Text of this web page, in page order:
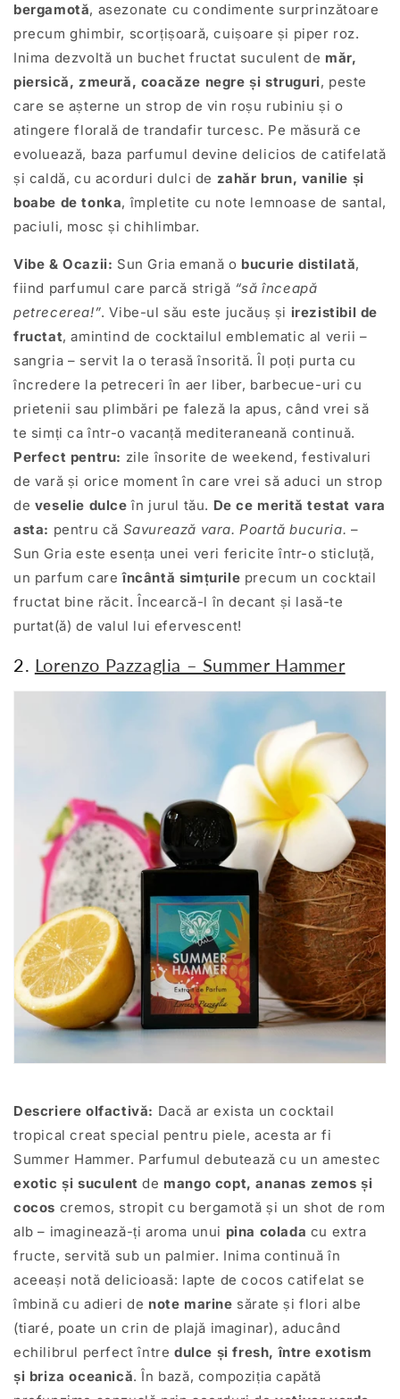
bergamotă, asezonate cu condimente surprinzătoare
precum ghimbir, scorțișoară, cuișoare și piper roz.
Inima dezvoltă un buchet fructat suculent de măr,
piersică, zmeură, coacăze negre și struguri, peste
care se așterne un strop de vin roșu rubiniu și o
atingere florală de trandafir turcesc. Pe măsură ce
evoluează, baza parfumul devine delicios de catifelată
și caldă, cu acorduri dulci de zahăr brun, vanilie și
boabe de tonka, împletite cu note lemnoase de santal,
paciuli, mosc și chihlimbar.
Vibe & Ocazii: Sun Gria emană o bucurie distilată,
fiind parfumul care parcă strigă “să înceapă
petrecerea!”. Vibe-ul său este jucăuș și irezistibil de
fructat, amintind de cocktailul emblematic al verii –
sangria – servit la o terasă însorită. Îl poți purta cu
încredere la petreceri în aer liber, barbecue-uri cu
prietenii sau plimbări pe faleză la apus, când vrei să
te simți ca într-o vacanță mediteraneană continuă.
Perfect pentru: zile însorite de weekend, festivaluri
de vară și orice moment în care vrei să aduci un strop
de veselie dulce în jurul tău. De ce merită testat vara
asta: pentru că Savurează vara. Poartă bucuria. –
Sun Gria este esența unei veri fericite într-o sticluță,
un parfum careîncântă simțurile precum un cocktail
fructat bine răcit. Încearcă-l în decant și lasă-te
purtat(ă) de valul lui efervescent!
2. Lorenzo Pazzaglia – Summer Hammer
Descriere olfactivă: Dacă ar exista un cocktail
tropical creat special pentru piele, acesta ar fi
Summer Hammer. Parfumul debutează cu un amestec
exotic și suculent de mango copt, ananas zemos și
cocos cremos, stropit cu bergamotă și un shot de rom
alb – imaginează-ți aroma unui pina colada cu extra
fructe, servită sub un palmier. Inima continuă în
aceeași notă delicioasă: lapte de cocos catifelat se
îmbină cu adieri de note marine sărate și flori albe
(tiaré, poate un crin de plajă imaginar), aducând
echilibrul perfect întredulce și fresh, între exotism
și briza oceanică. În bază, compoziția capătă